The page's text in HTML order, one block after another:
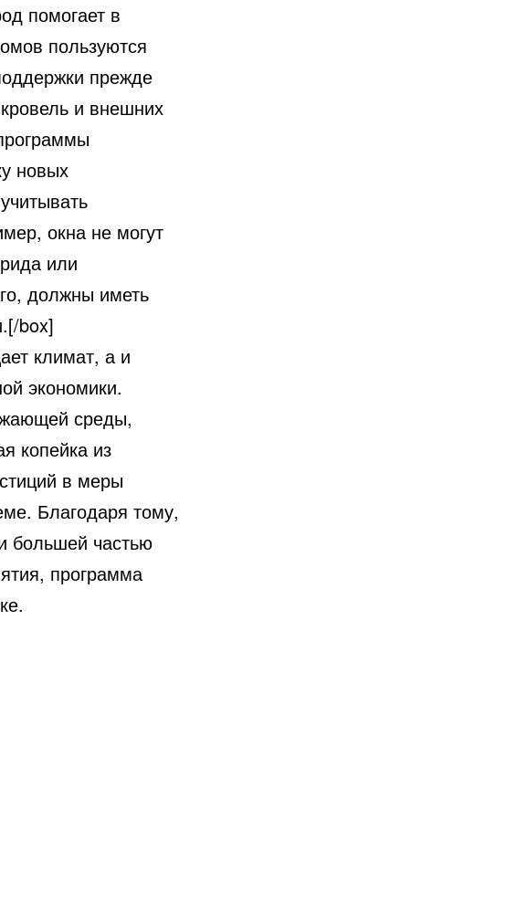
помогает в
пользуются
прежде
и внешних
новых
окна не могут
или
должны иметь
box]
климат, а и
экономики.
среды,
копейка из
в меры
Благодаря тому,
большей частью
программа